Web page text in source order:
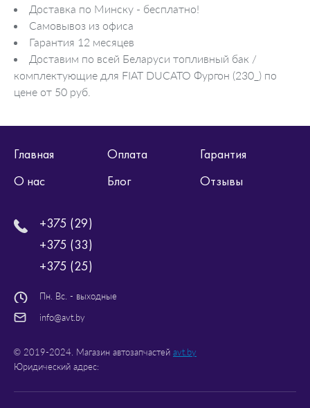
Доставка по Минску - бесплатно!
Самовывоз из офиса
Гарантия 12 месяцев
Доставим по всей Беларуси топливный бак /
комплектующие для FIAT DUCATO Фургон (230_) по
цене от 50 руб.
Главная Оплата
Гарантия
О нас
Блог Отзывы
+375 (29)
+375 (33)
+375 (25)
Пн. Вс. - выходные
info@avt.by
© 2019-2024. Магазин автозапчастей avt.by
Юридический адрес: